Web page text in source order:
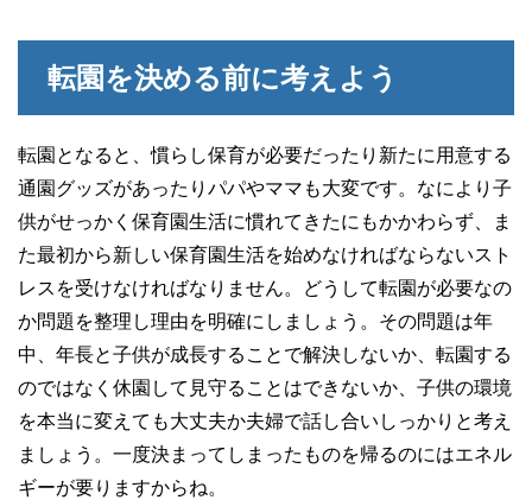
転園を決める前に考えよう
転園となると、慣らし保育が必要だったり新たに用意する
通園グッズがあったりパパやママも大変です。なにより子
供がせっかく保育園生活に慣れてきたにもかかわらず、ま
た最初から新しい保育園生活を始めなければならないスト
レスを受けなければなりません。どうして転園が必要なの
か問題を整理し理由を明確にしましょう。その問題は年
中、年長と子供が成長することで解決しないか、転園する
のではなく休園して見守ることはできないか、子供の環境
を本当に変えても大丈夫か夫婦で話し合いしっかりと考え
ましょう。一度決まってしまったものを帰るのにはエネル
ギーが要りますからね。